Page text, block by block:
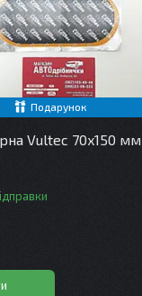
Подарунок
Vultec 70x150 мм